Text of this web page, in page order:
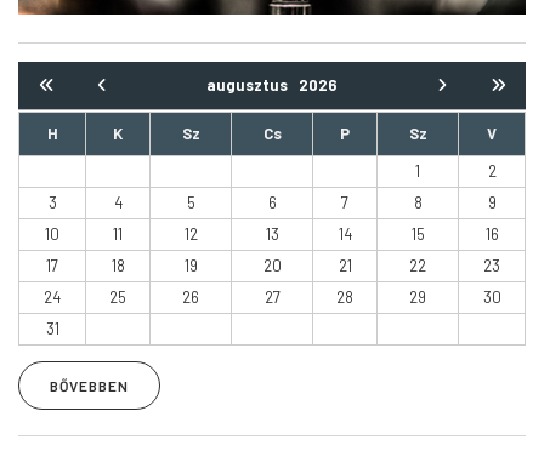
augusztus 2026
H K Sz Cs P Sz
V
1
2
3
4 5 6 7 8
9
10
11 12 13 14 15
16
17
18 19 20 21 22
23
24
25 26 27 28 29
30
31
BŐVEBBEN
HOPPLA HOPP ZENEKAR